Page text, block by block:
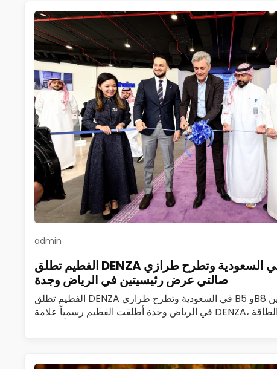
admin
الفطيم تطلق DENZA في السعودية وتطرح طرازي B5 وB8 وتفتتح
صالتي عرض رئيسيتين في الرياض وجدة
الفطيم تطلق DENZA في السعودية وتطرح طرازي B5 وB8 وتفتتح صالتي عرض رئيسيتين
في الرياض وجدة أطلقت الفطيم رسمياً علامة DENZA، المتخصصة في مركبات الطاقة